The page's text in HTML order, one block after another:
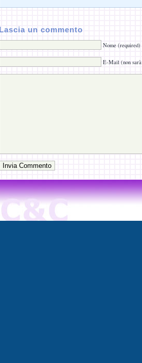
Lascia un commento
Nome (required)
E-Mail (non